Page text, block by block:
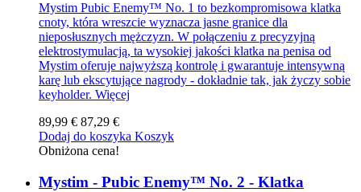
Mystim Pubic Enemy™ No. 1 to bezkompromisowa klatka
cnoty, która wreszcie wyznacza jasne granice dla
nieposłusznych mężczyzn. W połączeniu z precyzyjną
elektrostymulacją, ta wysokiej jakości klatka na penisa od
Mystim oferuje najwyższą kontrolę i gwarantuje intensywną
karę lub ekscytujące nagrody - dokładnie tak, jak życzy sobie
keyholder. Więcej
89,99 € 87,29 €
Dodaj do koszyka Koszyk
Obniżona cena!
Mystim - Pubic Enemy™ No. 2 - Klatka